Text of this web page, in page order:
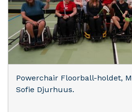
Powerchair Floorball-holdet,
Sofie Djurhuus.